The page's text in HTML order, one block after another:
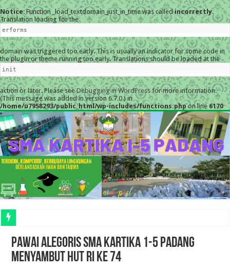
Notice: Function _load_textdomain_just_in_time was calledincorrectly.
Translation loading for the
erforms
domain was triggered too early. This is usually an indicator for some code in
the plugin or theme running too early. Translations should be loaded at the
init
action or later. Please seeDebugging in WordPressfor more information.
(This message was added in version 6.7.0.) in
/home/u7958293/public_html/wp-includes/functions.phpon line 6170
Pawai Alegoris SMA Kartika 1-5 Padang
Menyambut Hut RI Ke 74